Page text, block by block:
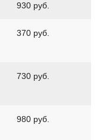
930 руб.
370 руб.
730 руб.
980 руб.